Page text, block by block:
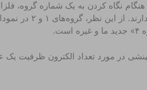
نگاه کردن به یک شماره گروه،
در بلوک وسط جدول